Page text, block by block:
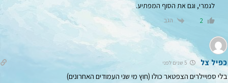
לגמרי, וגם את הסוף המפתיע.
2 הגב
כפיל צל
בלי ספויילרים הצפטאר כולו (חוץ מי שני העמודים האחרונים)